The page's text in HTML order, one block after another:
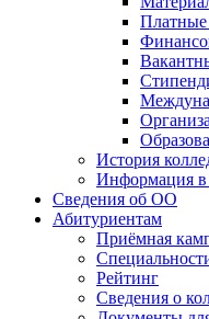
Платные
История
Информация
Сведения об ОО
Абитуриентам
Приёмная
Рейтинг
Сведения о